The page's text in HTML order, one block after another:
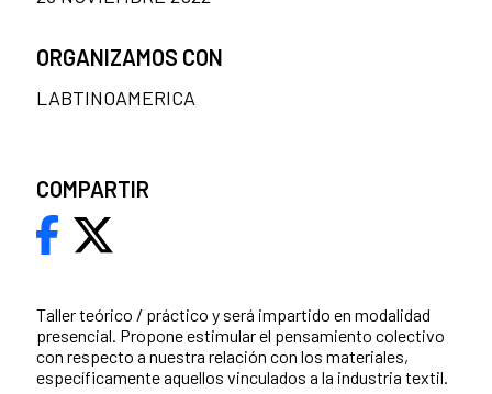
Taller teórico / práctico y será impartido en modalidad
presencial. Propone estimular el pensamiento colectivo
con respecto a nuestra relación con los materiales,
específicamente aquellos vinculados a la industria textil.
ORGANIZAMOS CON
LABTINOAMERICA
COMPARTIR